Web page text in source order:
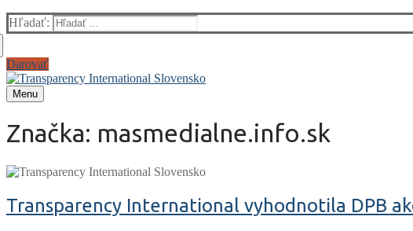
Hľadať:
Darovať
Menu
Značka: masmedialne.info.sk
Transparency International vyhodnotila DPB